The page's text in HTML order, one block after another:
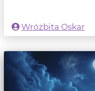
Wróżbita Oskar